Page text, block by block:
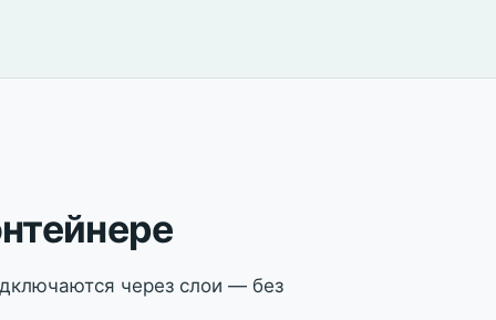
через слои — без